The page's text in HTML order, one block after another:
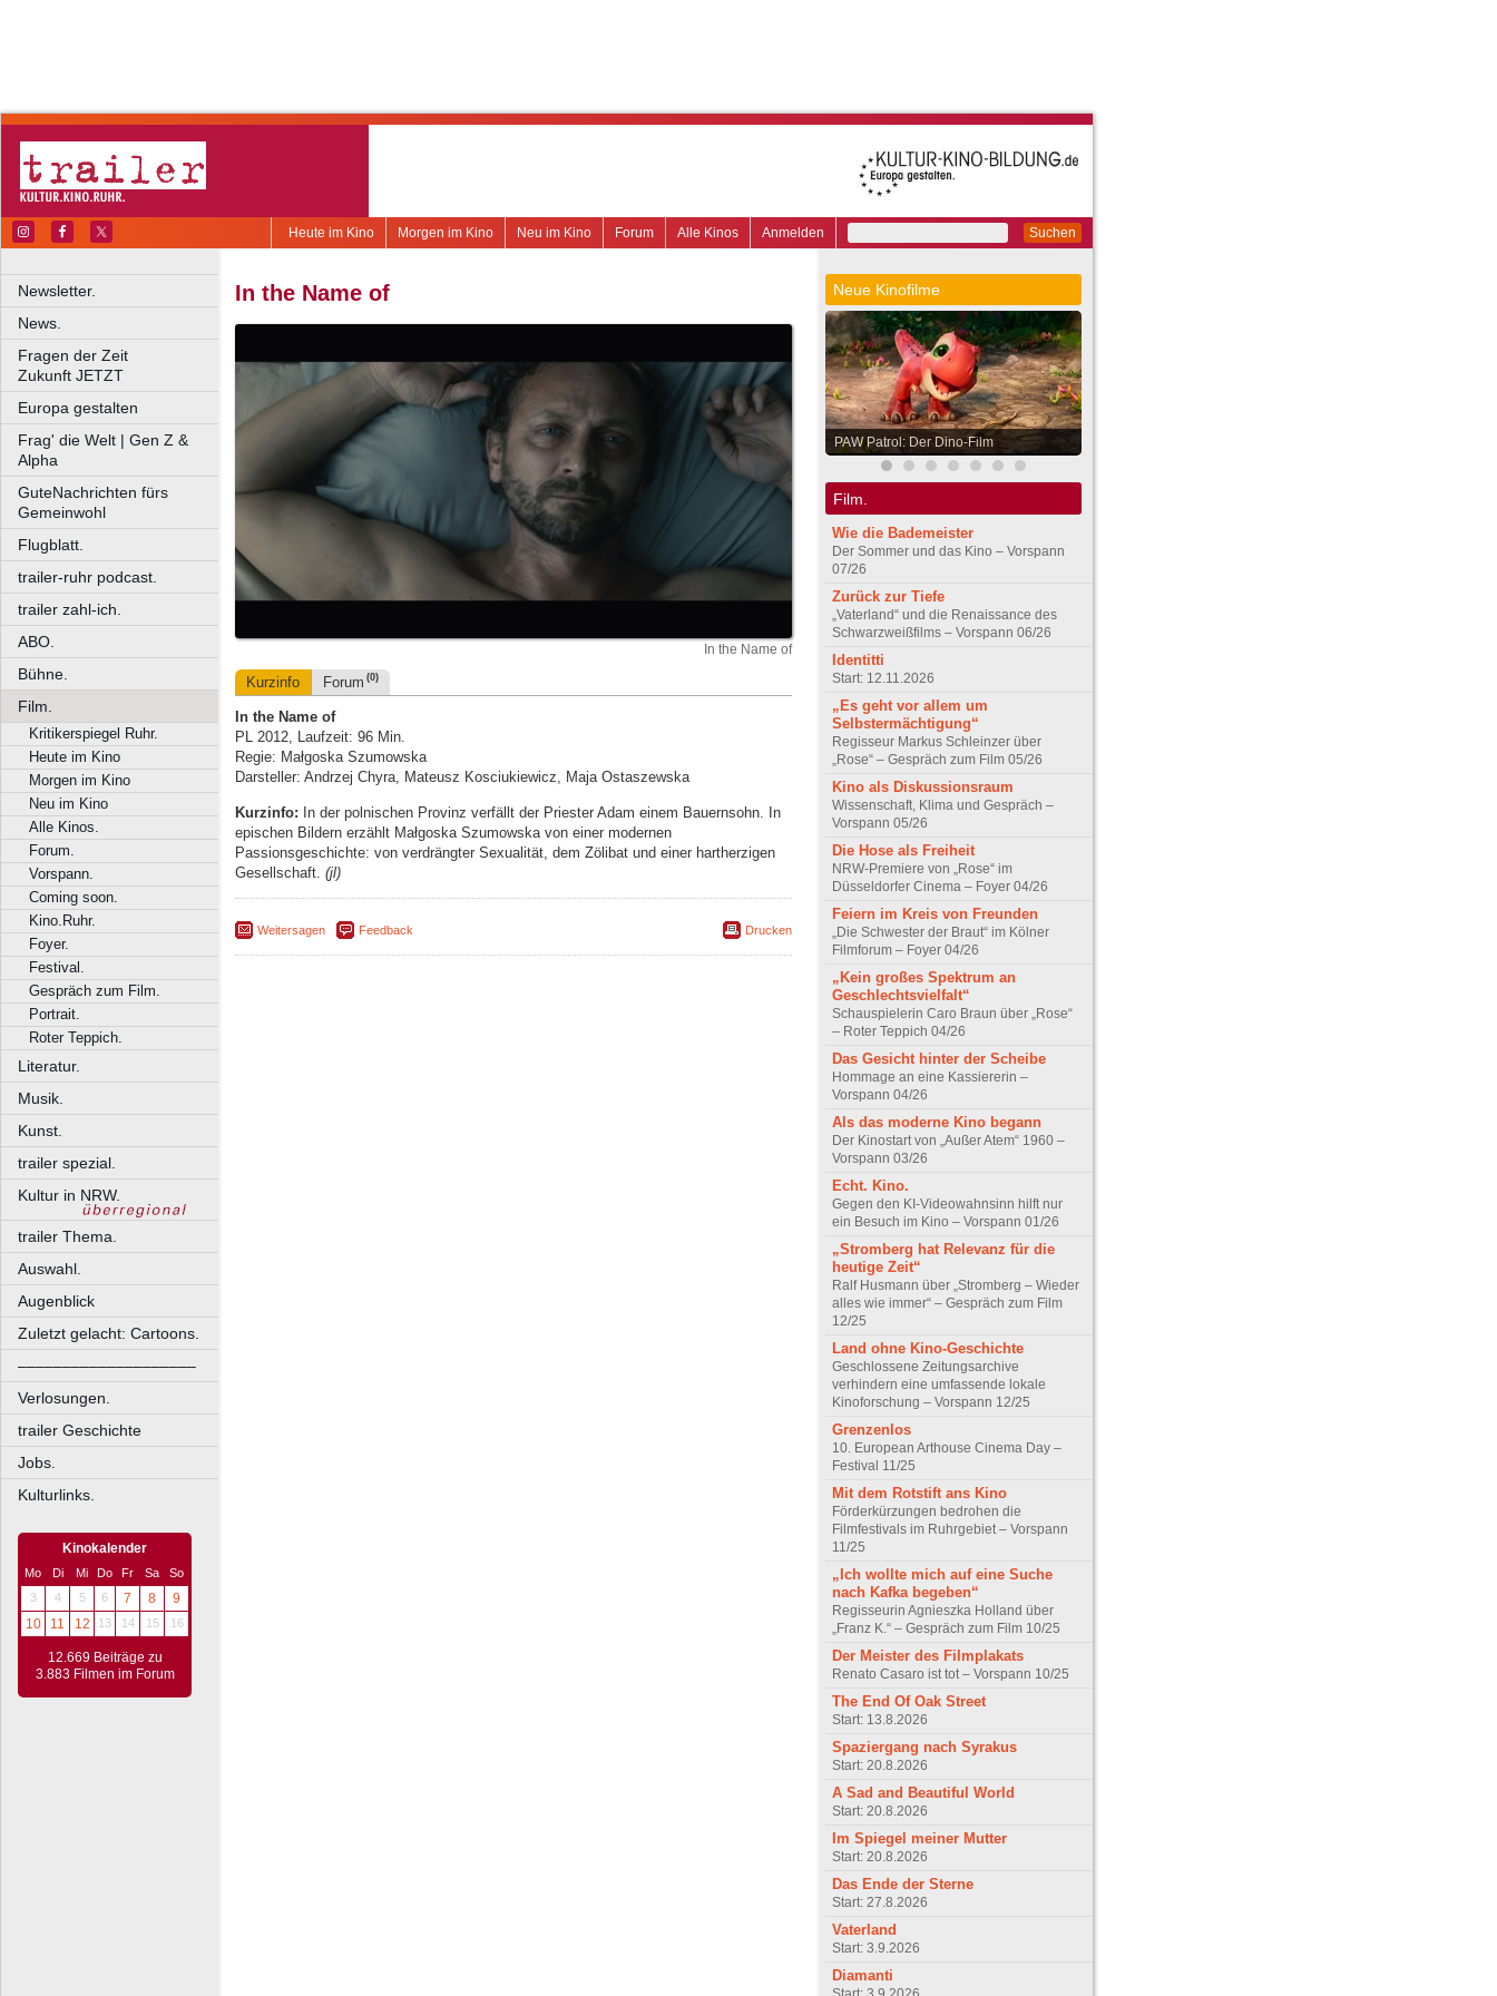
Suchen
Anmelden
Alle Kinos
Forum
Neu im Kino
Morgen im Kino
Heute im Kino
Newsletter.
News.
Fragen der Zeit
Zukunft JETZT
Europa gestalten
Frag' die Welt | Gen Z &
Alpha
GuteNachrichten fürs
Gemeinwohl
Flugblatt.
trailer-ruhr podcast.
trailer zahl-ich.
ABO.
Bühne.
Film.
Kritikerspiegel Ruhr.
Heute im Kino
Morgen im Kino
Neu im Kino
Alle Kinos.
Forum.
Vorspann.
Coming soon.
Kino.Ruhr.
Foyer.
Festival.
Gespräch zum Film.
Portrait.
Roter Teppich.
Literatur.
Musik.
Kunst.
trailer spezial.
Kultur in NRW.
trailer Thema.
Auswahl.
Augenblick
Zuletzt gelacht: Cartoons.
––––––––––––––––––––
Verlosungen.
trailer Geschichte
Jobs.
Kulturlinks.
Kinokalender
Mo Di Mi Do Fr Sa
So
3
4 5 6 7 8
9
10
11 12 13 14 15 16
12.669 Beiträge zu
3.883 Filmen im Forum
In the Name of
In the Name of
Kurzinfo Forum (0)
In the Name of
PL 2012, Laufzeit: 96 Min.
Regie: Małgoska Szumowska
Darsteller: Andrzej Chyra, Mateusz Kosciukiewicz, Maja Ostaszewska
Kurzinfo: In der polnischen Provinz verfällt der Priester Adam einem Bauernsohn. In
epischen Bildern erzählt Małgoska Szumowska von einer modernen
Passionsgeschichte: von verdrängter Sexualität, dem Zölibat und einer hartherzigen
Gesellschaft. (jl)
Weitersagen Feedback Drucken
Neue Kinofilme
PAW Patrol: Der Dino-Film
Film.
Wie die Bademeister
Der Sommer und das Kino – Vorspann
07/26
Zurück zur Tiefe
„Vaterland“ und die Renaissance des
Schwarzweißfilms – Vorspann 06/26
Identitti
Start: 12.11.2026
„Es geht vor allem um
Selbstermächtigung“
Regisseur Markus Schleinzer über
„Rose“ – Gespräch zum Film 05/26
Kino als Diskussionsraum
Wissenschaft, Klima und Gespräch –
Vorspann 05/26
Die Hose als Freiheit
NRW-Premiere von „Rose“ im
Düsseldorfer Cinema – Foyer 04/26
Feiern im Kreis von Freunden
„Die Schwester der Braut“ im Kölner
Filmforum – Foyer 04/26
„Kein großes Spektrum an
Geschlechtsvielfalt“
Schauspielerin Caro Braun über „Rose“
– Roter Teppich 04/26
Das Gesicht hinter der Scheibe
Hommage an eine Kassiererin –
Vorspann 04/26
Als das moderne Kino begann
Der Kinostart von „Außer Atem“ 1960 –
Vorspann 03/26
Echt. Kino.
Gegen den KI-Videowahnsinn hilft nur
ein Besuch im Kino – Vorspann 01/26
„Stromberg hat Relevanz für die
heutige Zeit“
Ralf Husmann über „Stromberg – Wieder
alles wie immer“ – Gespräch zum Film
12/25
Land ohne Kino-Geschichte
Geschlossene Zeitungsarchive
verhindern eine umfassende lokale
Kinoforschung – Vorspann 12/25
Grenzenlos
10. European Arthouse Cinema Day –
Festival 11/25
Mit dem Rotstift ans Kino
Förderkürzungen bedrohen die
Filmfestivals im Ruhrgebiet – Vorspann
11/25
„Ich wollte mich auf eine Suche
nach Kafka begeben“
Regisseurin Agnieszka Holland über
„Franz K.“ – Gespräch zum Film 10/25
Der Meister des Filmplakats
Renato Casaro ist tot – Vorspann 10/25
The End Of Oak Street
Start: 13.8.2026
Spaziergang nach Syrakus
Start: 20.8.2026
A Sad and Beautiful World
Start: 20.8.2026
Im Spiegel meiner Mutter
Start: 20.8.2026
Das Ende der Sterne
Start: 27.8.2026
Vaterland
Start: 3.9.2026
Diamanti